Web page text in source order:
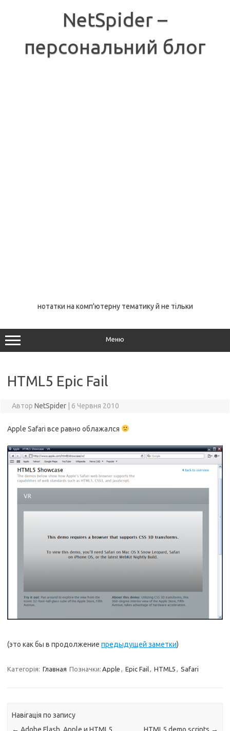
NetSpider –
персональний блог
нотатки на комп'ютерну тематику й не тільки
Меню
HTML5 Epic Fail
Автор NetSpider 6 Червня 2010
Apple Safari все равно облажался
(это как бы в продолжение предыдущей заметки)
Категорія: Главная Позначки: Apple , Epic Fail, HTML5 , Safari
Навігація по запису
← Adobe Flash, Apple и HTML5 HTML5 demo scripts →